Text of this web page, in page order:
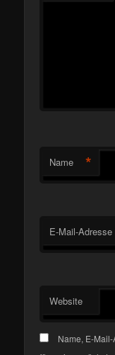
Name *
E-Mail-Adresse
Website
Name, E-